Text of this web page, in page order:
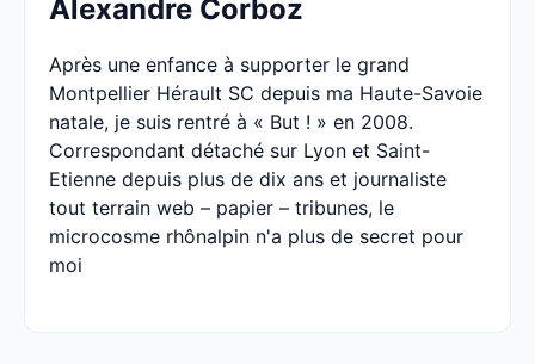
Alexandre Corboz
Après une enfance à supporter le grand
Montpellier Hérault SC depuis ma Haute-Savoie
natale, je suis rentré à « But ! » en 2008.
Correspondant détaché sur Lyon et Saint-
Etienne depuis plus de dix ans et journaliste
tout terrain web – papier – tribunes, le
microcosme rhônalpin n'a plus de secret pour
moi